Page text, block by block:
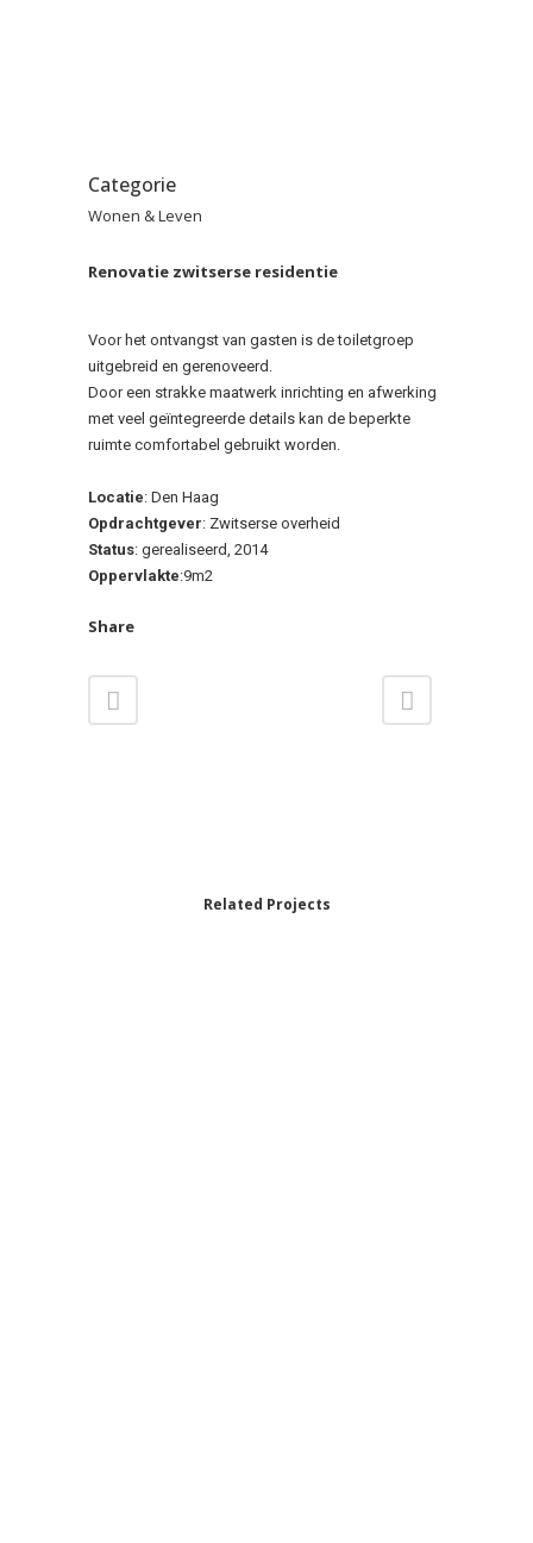
Categorie
Wonen & Leven
Renovatie zwitserse residentie
Voor het ontvangst van gasten is de toiletgroep
uitgebreid en gerenoveerd.
Door een strakke maatwerk inrichting en afwerking
met veel geïntegreerde details kan de beperkte
ruimte comfortabel gebruikt worden.
Locatie: Den Haag
Opdrachtgever: Zwitserse overheid
Status: gerealiseerd, 2014
Oppervlakte:9m2
Share
Related Projects